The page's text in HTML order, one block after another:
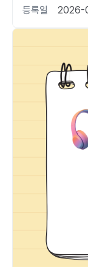
등록일
2026-